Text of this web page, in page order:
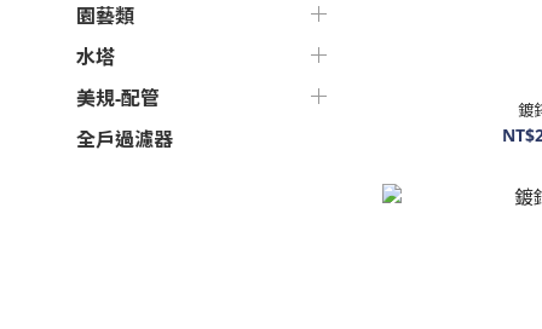
園藝類
水塔
美規-配管
全戶過濾器
鍍